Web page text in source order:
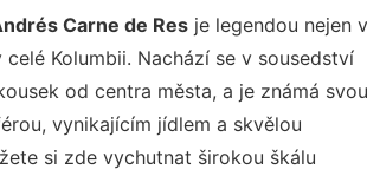
Carne de Res je legendou nejen v
celé Kolumbii. Nachází se v sousedství
od centra města, a je známá svou
vynikajícím jídlem a skvělou
si zde vychutnat širokou škálu